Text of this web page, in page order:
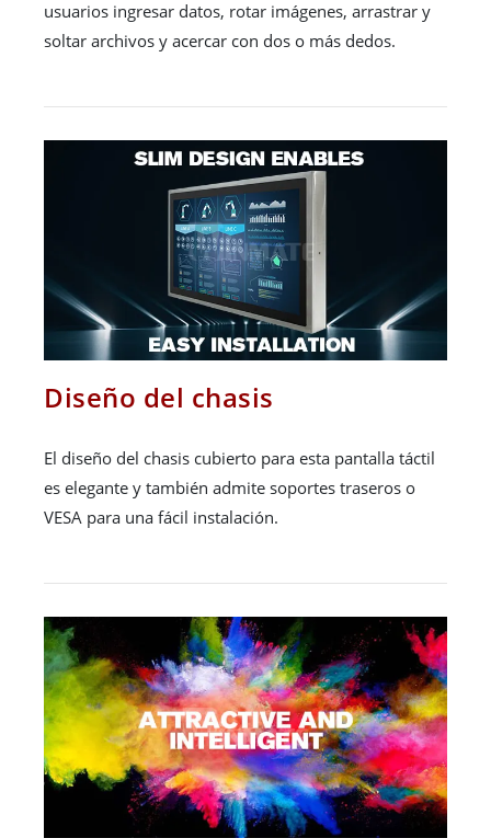
usuarios ingresar datos, rotar imágenes, arrastrar y
soltar archivos y acercar con dos o más dedos.
Diseño del chasis
El diseño del chasis cubierto para esta pantalla táctil
es elegante y también admite soportes traseros o
VESA para una fácil instalación.